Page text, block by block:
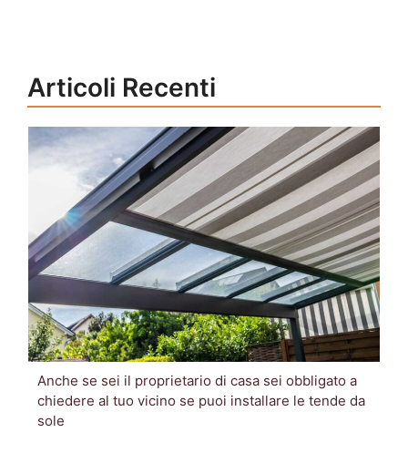
Articoli Recenti
Anche se sei il proprietario di casa sei obbligato a
chiedere al tuo vicino se puoi installare le tende da
sole